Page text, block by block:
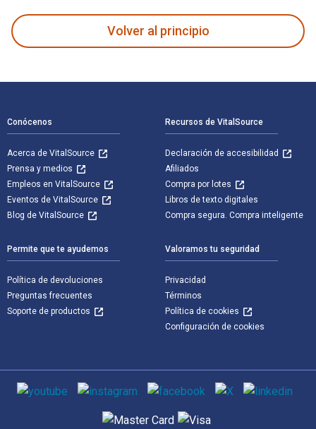
Volver al principio
Conócenos
Acerca de VitalSource
Prensa y medios
Empleos en VitalSource
Eventos de VitalSource
Blog de VitalSource
Recursos de VitalSource
Declaración de accesibilidad
Afiliados
Compra por lotes
Libros de texto digitales
Compra segura. Compra inteligente
Permite que te ayudemos
Política de devoluciones
Preguntas frecuentes
Soporte de productos
Valoramos tu seguridad
Privacidad
Términos
Política de cookies
Configuración de cookies
Medios de comunicación social
Métodos de pago admitidos